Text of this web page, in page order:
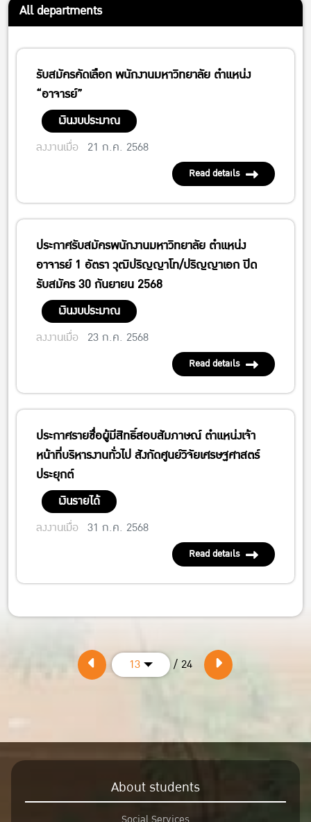
All departments
รับสมัครคัดเลือก พนักงานมหาวิทยาลัย ตำแหน่ง
“อาจารย์”
เงินงบประมาณ
ลงงานเมื่อ 21 ก.ค. 2568
Read details
ประกาศรับสมัครพนักงานมหาวิทยาลัย ตำแหน่ง
อาจารย์ 1 อัตรา วุฒิปริญญาโท/ปริญญาเอก ปิด
รับสมัคร 30 กันยายน 2568
เงินงบประมาณ
ลงงานเมื่อ 23 ก.ค. 2568
Read details
ประกาศรายชื่อผู้มีสิทธิ์สอบสัมภาษณ์ ตำแหน่งเจ้า
หน้าที่บริหารงานทั่วไป สังกัดศูนย์วิจัยเศรษฐศาสตร์
ประยุกต์
เงินรายได้
ลงงานเมื่อ 31 ก.ค. 2568
Read details
13 / 24
About students